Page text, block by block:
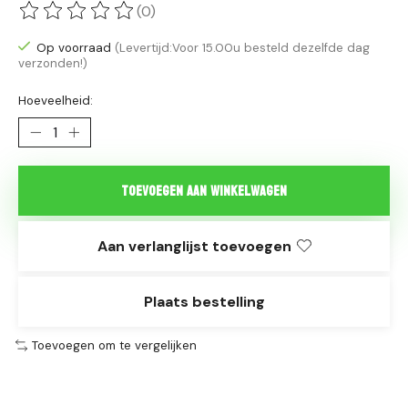
De beoordeling van dit product is
(0)
Op voorraad (Levertijd:Voor 15.00u besteld dezelfde dag
verzonden!)
Hoeveelheid:
Toevoegen aan winkelwagen
Aan verlanglijst toevoegen
Plaats bestelling
Toevoegen om te vergelijken